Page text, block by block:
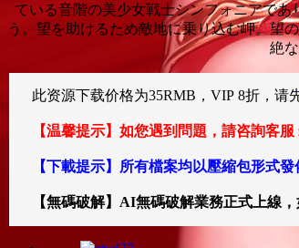
ている音階の美少女戦士シンフォニアで
う。望を助けるため敵地に乗り込む岬。望
絶
此资源下载价格为35RMB，VIP 8折，请
【温馨提示】如您遇到問題，請咨詢客
【下載提示】所有檔案均以壓縮包形式
【無碼破解】AI無碼破解業務正式上線